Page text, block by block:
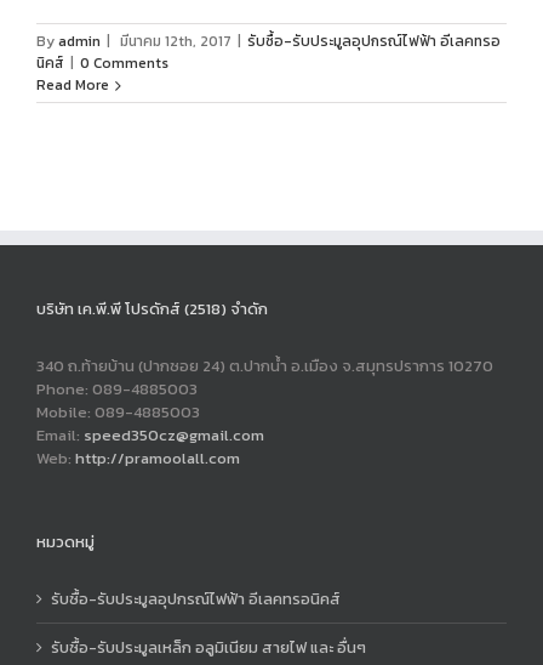
Byadmin | มีนาคม 12th, 2017 | รับซื้อ-รับประมูลอุปกรณ์ไฟฟ้า อีเลคทรอ
นิคส์ | 0 Comments
Read More
บริษัท เค.พี.พี โปรดักส์ (2518) จำดัก
340 ถ.ท้ายบ้าน (ปากซอย 24) ต.ปากน้ำ อ.เมือง จ.สมุทรปราการ 10270
Phone: 089-4885003
Mobile: 089-4885003
Email: speed350cz@gmail.com
Web: http://pramoolall.com
หมวดหมู่
รับซื้อ-รับประมูลอุปกรณ์ไฟฟ้า อีเลคทรอนิคส์
รับซื้อ-รับประมูลเหล็ก อลูมิเนียม สายไฟ และ อื่นๆ